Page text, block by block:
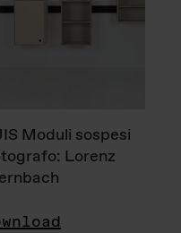
Moduli sospesi
Lorenz